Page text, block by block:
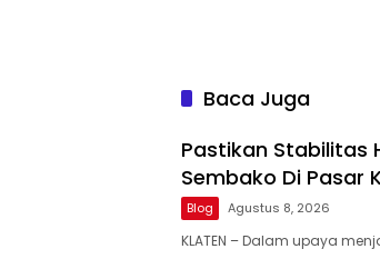
Baca Juga
Pastikan Stabilitas
Sembako Di Pasar
Blog Agustus 8, 2026
KLATEN – Dalam upaya